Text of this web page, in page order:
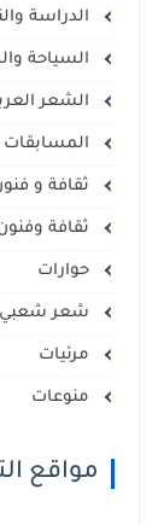
الدراسة
السياحة
الشعر
المسابقات
ثقافة و
ثقافة
حوارات
شعر شعبي
مرئيات
منوعات
مواقع